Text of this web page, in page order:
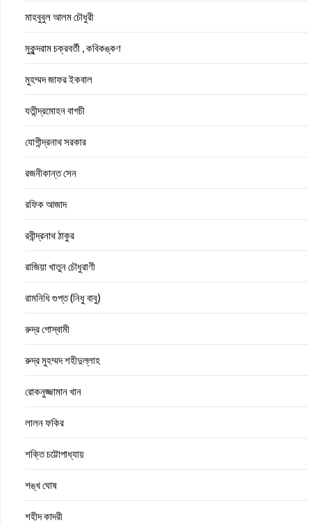
মাহবুবুল আলম চৌধুরী
মুকুন্দরাম চক্রবর্তী , কবিকঙ্কণ
মুহম্মদ জাফর ইকবাল
যতীন্দ্রমোহন বাগচী
যোগীন্দ্রনাথ সরকার
রজনীকান্ত সেন
রফিক আজাদ
রবীন্দ্রনাথ ঠাকুর
রাজিয়া খাতুন চৌধুরাণী
রামনিধি গুপ্ত (নিধু বাবু)
রুদ্র গোস্বামী
রুদ্র মুহম্মদ শহীদুল্লাহ
রোকনুজ্জামান খান
লালন ফকির
শক্তি চট্টোপাধ্যায়
শঙ্খ ঘোষ
শহীদ কাদরী